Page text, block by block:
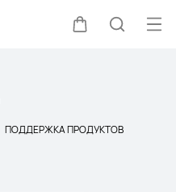
ПОДДЕРЖКА ПРОДУКТОВ